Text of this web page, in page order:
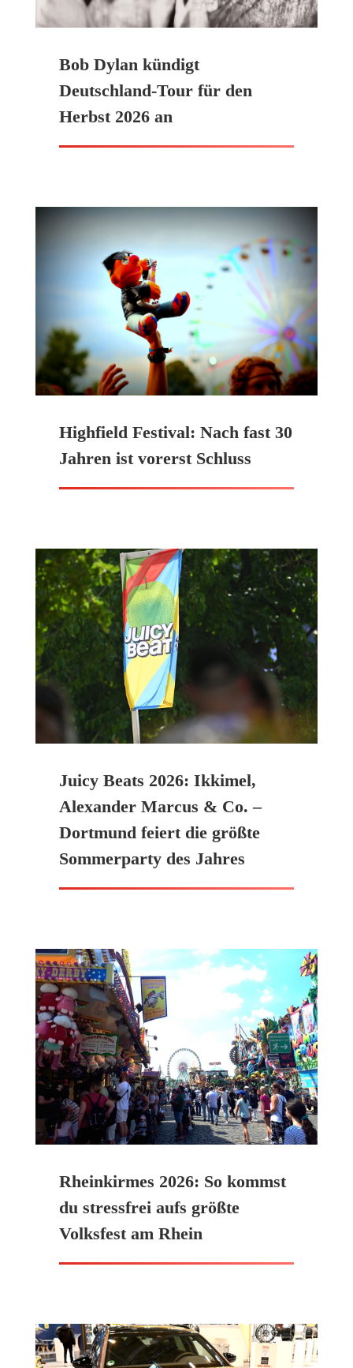
Bob Dylan kündigt
Deutschland-Tour für den
Herbst 2026 an
Highfield Festival: Nach fast 30
Jahren ist vorerst Schluss
Juicy Beats 2026: Ikkimel,
Alexander Marcus & Co. –
Dortmund feiert die größte
Sommerparty des Jahres
Rheinkirmes 2026: So kommst
du stressfrei aufs größte
Volksfest am Rhein